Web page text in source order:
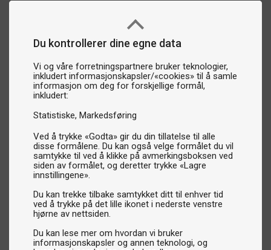
Du kontrollerer dine egne data
Vi og våre forretningspartnere bruker teknologier,
inkludert informasjonskapsler/«cookies» til å samle
informasjon om deg for forskjellige formål,
inkludert:
Statistiske Markedsføring
Ved å trykke «Godta» gir du din tillatelse til alle
disse formålene. Du kan også velge formålet du vil
samtykke til ved å klikke på avmerkingsboksen ved
siden av formålet, og deretter trykke «Lagre
innstillingene».
Du kan trekke tilbake samtykket ditt til enhver tid
ved å trykke på det lille ikonet i nederste venstre
hjørne av nettsiden.
Du kan lese mer om hvordan vi bruker
informasjonskapsler og annen teknologi, og